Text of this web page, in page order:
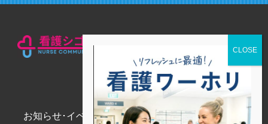
お知らせ･イベント